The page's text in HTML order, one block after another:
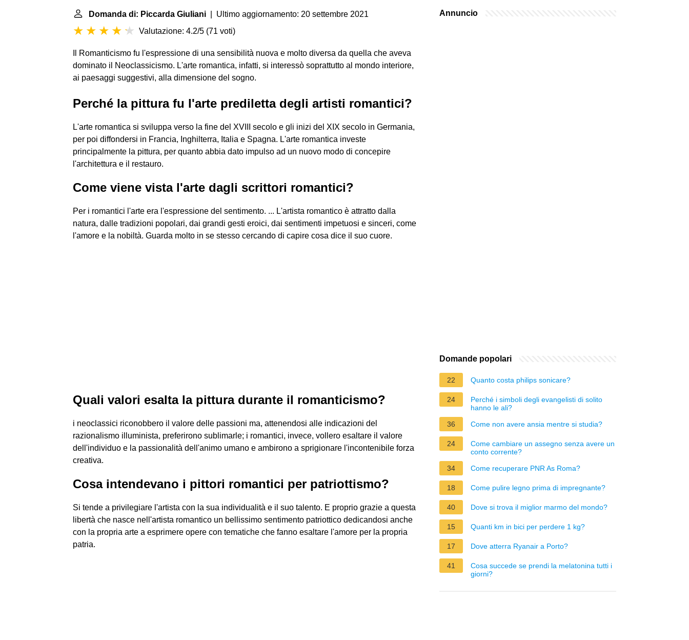
Domanda di: Piccarda Giuliani | Ultimo aggiornamento: 20 settembre 2021
Valutazione: 4.2/5 (71 voti)
Il Romanticismo fu l'espressione di una sensibilità nuova e molto diversa da quella che aveva
dominato il Neoclassicismo. L'arte romantica, infatti, si interessò soprattutto al mondo interiore,
ai paesaggi suggestivi, alla dimensione del sogno.
Perché la pittura fu l'arte prediletta degli artisti romantici?
L'arte romantica si sviluppa verso la fine del XVIII secolo e gli inizi del XIX secolo in Germania,
per poi diffondersi in Francia, Inghilterra, Italia e Spagna. L'arte romantica investe
principalmente la pittura, per quanto abbia dato impulso ad un nuovo modo di concepire
l'architettura e il restauro.
Come viene vista l'arte dagli scrittori romantici?
Per i romantici l'arte era l'espressione del sentimento. ... L'artista romantico è attratto dalla
natura, dalle tradizioni popolari, dai grandi gesti eroici, dai sentimenti impetuosi e sinceri, come
l'amore e la nobiltà. Guarda molto in se stesso cercando di capire cosa dice il suo cuore.
Quali valori esalta la pittura durante il romanticismo?
i neoclassici riconobbero il valore delle passioni ma, attenendosi alle indicazioni del
razionalismo illuminista, preferirono sublimarle; i romantici, invece, vollero esaltare il valore
dell'individuo e la passionalità dell'animo umano e ambirono a sprigionare l'incontenibile forza
creativa.
Cosa intendevano i pittori romantici per patriottismo?
Si tende a privilegiare l'artista con la sua individualità e il suo talento. E proprio grazie a questa
libertà che nasce nell'artista romantico un bellissimo sentimento patriottico dedicandosi anche
con la propria arte a esprimere opere con tematiche che fanno esaltare l'amore per la propria
patria.
Annuncio
Domande popolari
22 Quanto costa philips sonicare?
24
Perché i simboli degli evangelisti di solito
hanno le ali?
36
Come non avere ansia mentre si studia?
24
Come cambiare un assegno senza avere un
conto corrente?
34
Come recuperare PNR As Roma?
18 Come pulire legno prima di impregnante?
40 Dove si trova il miglior marmo del mondo?
15 Quanti km in bici per perdere 1 kg?
17 Dove atterra Ryanair a Porto?
41
Cosa succede se prendi la melatonina tutti i
giorni?